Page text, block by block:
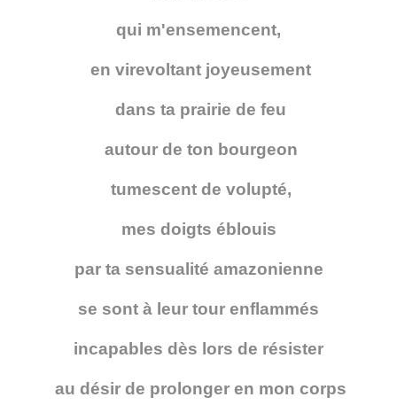
qui m'ensemencent,
en virevoltant joyeusement
dans ta prairie de feu
autour de ton bourgeon
tumescent de volupté,
mes doigts éblouis
par ta sensualité amazonienne
se sont à leur tour enflammés
incapables dès lors de résister
au désir de prolonger en mon corps